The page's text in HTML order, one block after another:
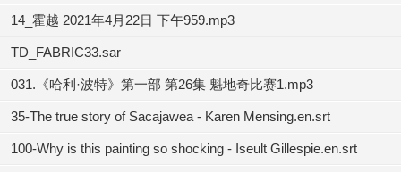
14_霍越 2021年4月22日 下午959.mp3
TD_FABRIC33.sar
031.《哈利·波特》第一部 第26集 魁地奇比赛1.mp3
35-The true story of Sacajawea - Karen Mensing.en.srt
100-Why is this painting so shocking - Iseult Gillespie.en.srt